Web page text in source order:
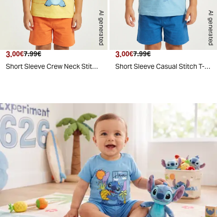
AI generated
Current price
3.00€ Original price
7.99€
Short Sleeve Crew Neck Stitch T-Shirt - Yellow
AI generated
Current price
3.00€ Original price
7.99€
Short Sleeve Casual Stitch T-Shirt - Sky blue